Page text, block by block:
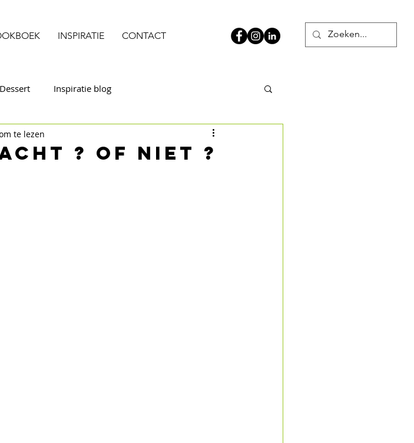
INSPIRATIE CONTACT
Dessert Inspiratie blog
? Of niet ?
te lezen